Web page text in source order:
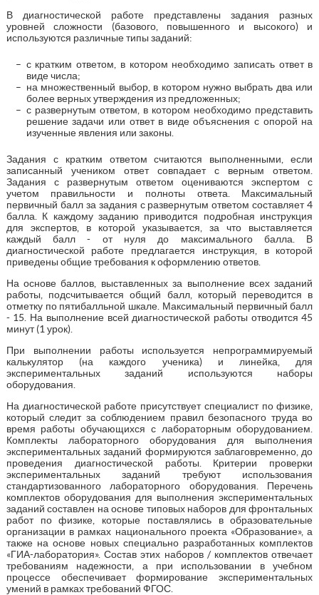
В диагностической работе представлены задания разных
уровней сложности (базового, повышенного и высокого) и
используются различные типы заданий:
с кратким ответом, в котором необходимо записать ответ в
виде числа;
на множественный выбор, в котором нужно выбрать два или
более верных утверждения из предложенных;
с развернутым ответом, в котором необходимо представить
решение задачи или ответ в виде объяснения с опорой на
изученные явления или законы.
Задания с кратким ответом считаются выполненными, если
записанный учеником ответ совпадает с верным ответом.
Задания с развернутым ответом оцениваются экспертом с
учетом правильности и полноты ответа. Максимальный
первичный балл за задания с развернутым ответом составляет 4
балла. К каждому заданию приводится подробная инструкция
для экспертов, в которой указывается, за что выставляется
каждый балл - от нуля до максимального балла. В
диагностической работе предлагается инструкция, в которой
приведены общие требования к оформлению ответов.
На основе баллов, выставленных за выполнение всех заданий
работы, подсчитывается общий балл, который переводится в
отметку по пятибалльной шкале. Максимальный первичный балл
- 15. На выполнение всей диагностической работы отводится 45
минут (1 урок).
При выполнении работы используется непрограммируемый
калькулятор (на каждого ученика) и линейка, для
экспериментальных заданий используются наборы
оборудования.
На диагностической работе присутствует специалист по физике,
который следит за соблюдением правил безопасного труда во
время работы обучающихся с лабораторным оборудованием.
Комплекты лабораторного оборудования для выполнения
экспериментальных заданий формируются заблаговременно, до
проведения диагностической работы. Критерии проверки
экспериментальных заданий требуют использования
стандартизованного лабораторного оборудования. Перечень
комплектов оборудования для выполнения экспериментальных
заданий составлен на основе типовых наборов для фронтальных
работ по физике, которые поставлялись в образовательные
организации в рамках национального проекта «Образование», а
также на основе новых специально разработанных комплектов
«ГИА-лаборатория». Состав этих наборов / комплектов отвечает
требованиям надежности, а при использовании в учебном
процессе обеспечивает формирование экспериментальных
умений в рамках требований ФГОС.